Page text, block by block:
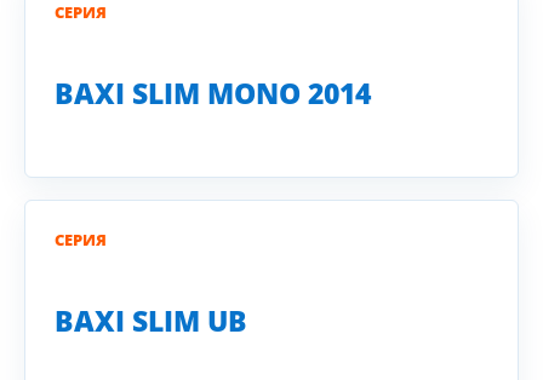
СЕРИЯ
BAXI SLIM MONO 2014
СЕРИЯ
BAXI SLIM UB